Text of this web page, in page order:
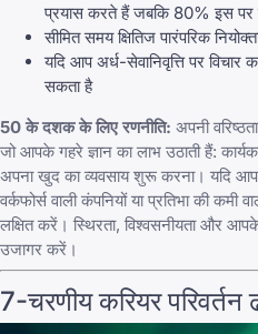
प्रयास करते हैं जबकि 80% इस पर
सीमित समय क्षितिज पारंपरिक
यदि आप अर्ध-सेवानिवृत्ति पर विचार
सकता है
50 के दशक के लिए रणनीति: अपनी
जो आपके गहरे ज्ञान का लाभ उठाती हैं:
अपना खुद का व्यवसाय शुरू करना। यदि आप
वर्कफोर्स वाली कंपनियों या प्रतिभा की कमी
लक्षित करें। स्थिरता, विश्वसनीयता और आपके
उजागर करें।
7-चरणीय करियर